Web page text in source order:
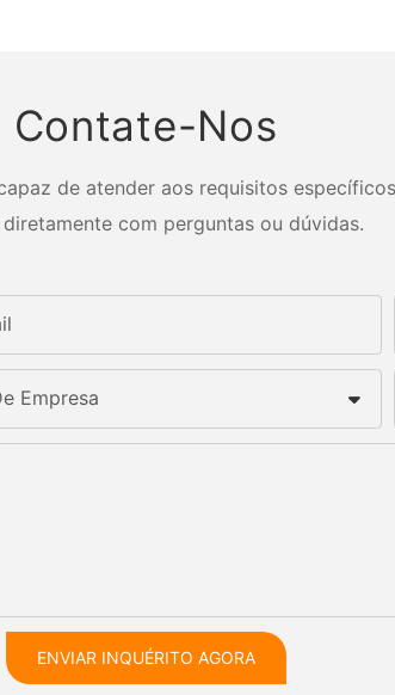
Contate-Nos
de atender aos requisitos
com perguntas ou dúvidas.
Empresa
ENVIAR INQUÉRITO AGORA